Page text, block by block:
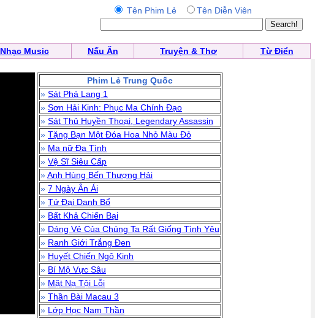
Tên Phim Lẻ Tên Diễn Viên
Nhạc Music Nấu Ăn Truyện & Thơ Từ Điển
Phim Lẻ Trung Quốc
» Sát Phá Lang 1
» Sơn Hải Kinh: Phục Ma Chính Đạo
» Sát Thủ Huyền Thoại, Legendary Assassin
» Tặng Bạn Một Đóa Hoa Nhỏ Màu Đỏ
» Ma nữ Đa Tình
» Vệ Sĩ Siêu Cấp
»Anh Hùng Bến Thượng Hải
» 7 Ngày Ân Ái
» Tứ Đại Danh Bổ
» Bất Khả Chiến Bại
» Dáng Vẻ Của Chúng Ta Rất Giống Tình Yêu
» Ranh Giới Trắng Đen
» Huyết Chiến Ngô Kinh
» Bí Mộ Vực Sâu
» Mặt Nạ Tội Lỗi
» Thần Bài Macau 3
» Lớp Học Nam Thần